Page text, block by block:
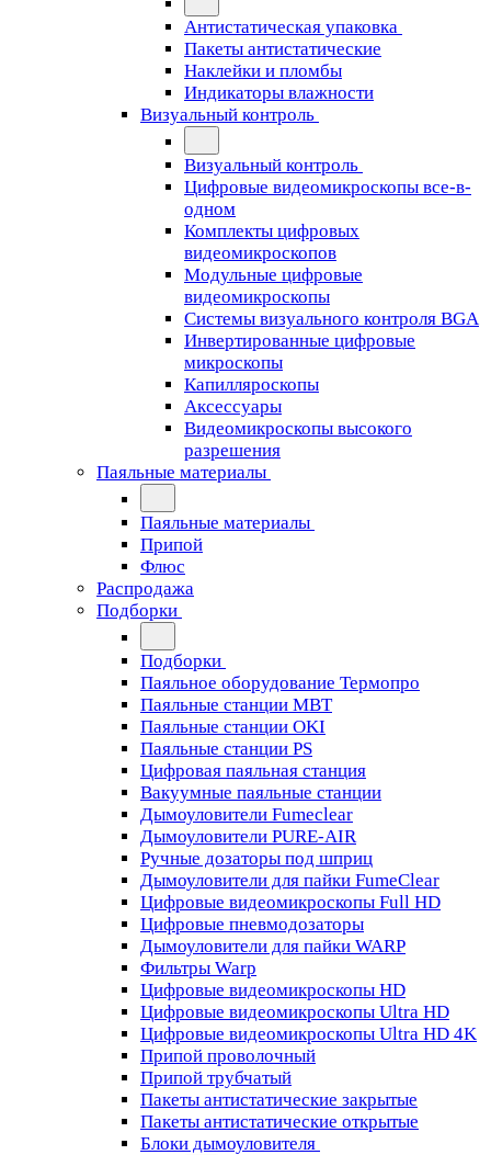
Антистатическая упаковка
Пакеты антистатические
Наклейки и пломбы
Индикаторы влажности
Визуальный контроль
Визуальный контроль
Цифровые видеомикроскопы все-в-
одном
Комплекты цифровых
видеомикроскопов
Модульные цифровые
видеомикроскопы
Cистемы визуального контроля BGA
Инвертированные цифровые
микроскопы
Капилляроскопы
Аксессуары
Видеомикроскопы высокого
разрешения
Паяльные материалы
Паяльные материалы
Припой
Флюс
Распродажа
Подборки
Подборки
Паяльное оборудование Термопро
Паяльные станции MBT
Паяльные станции OKI
Паяльные станции PS
Цифровая паяльная станция
Вакуумные паяльные станции
Дымоуловители Fumeclear
Дымоуловители PURE-AIR
Ручные дозаторы под шприц
Дымоуловители для пайки FumeClear
Цифровые видеомикроскопы Full HD
Цифровые пневмодозаторы
Дымоуловители для пайки WARP
Фильтры Warp
Цифровые видеомикроскопы HD
Цифровые видеомикроскопы Ultra HD
Цифровые видеомикроскопы Ultra HD 4K
Припой проволочный
Припой трубчатый
Пакеты антистатические закрытые
Пакеты антистатические открытые
Блоки дымоуловителя